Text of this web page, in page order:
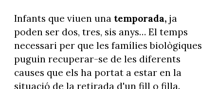
Infants que viuen unatemporada, ja
poden ser dos, tres, sis anys… El temps
necessari per que les famílies biològiques
puguin recuperar-se de les diferents
causes que els ha portat a estar en la
situació de la retirada d'un fill o filla.